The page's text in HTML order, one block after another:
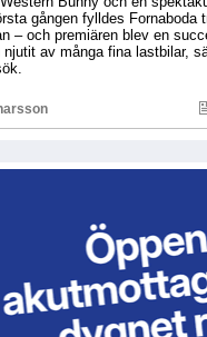
gången fylldes Fornaboda
– och premiären blev en
av många fina lastbilar,